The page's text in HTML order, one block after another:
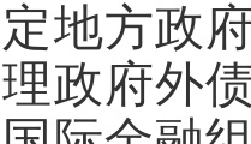
地方政
政府外